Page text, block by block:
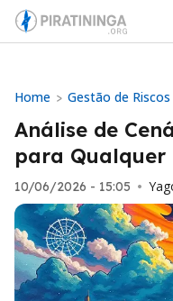
Home > Gestão de Riscos
Análise de
para Qualquer
10/06/2026 - 15:05 •